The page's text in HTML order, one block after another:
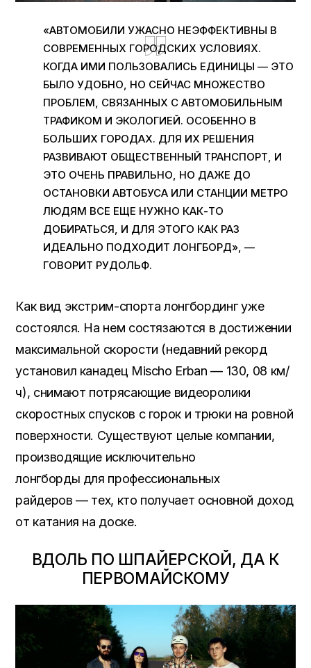
«АВТОМОБИЛИ УЖАСНО НЕЭФФЕКТИВНЫ В
СОВРЕМЕННЫХ ГОРОДСКИХ УСЛОВИЯХ.
КОГДА ИМИ ПОЛЬЗОВАЛИСЬ ЕДИНИЦЫ — ЭТО
БЫЛО УДОБНО, НО СЕЙЧАС МНОЖЕСТВО
ПРОБЛЕМ, СВЯЗАННЫХ С АВТОМОБИЛЬНЫМ
ТРАФИКОМ И ЭКОЛОГИЕЙ. ОСОБЕННО В
БОЛЬШИХ ГОРОДАХ. ДЛЯ ИХ РЕШЕНИЯ
РАЗВИВАЮТ ОБЩЕСТВЕННЫЙ ТРАНСПОРТ, И
ЭТО ОЧЕНЬ ПРАВИЛЬНО, НО ДАЖЕ ДО
ОСТАНОВКИ АВТОБУСА ИЛИ СТАНЦИИ МЕТРО
ЛЮДЯМ ВСЕ ЕЩЕ НУЖНО КАК-ТО
ДОБИРАТЬСЯ, И ДЛЯ ЭТОГО КАК РАЗ
ИДЕАЛЬНО ПОДХОДИТ ЛОНГБОРД», —
ГОВОРИТ РУДОЛЬФ.
Как вид экстрим-спорта лонгбординг уже
состоялся. На нем состязаются в достижении
максимальной скорости (недавний рекорд
установил канадец Mischo Erban — 130, 08 км/
ч), снимают потрясающие видеоролики
скоростных спусков с горок и трюки на ровной
поверхности. Существуют целые компании,
производящие исключительно
лонгборды для профессиональных
райдеров — тех, кто получает основной доход
от катания на доске.
ВДОЛЬ ПО ШПАЙЕРСКОЙ, ДА К
ПЕРВОМАЙСКОМУ